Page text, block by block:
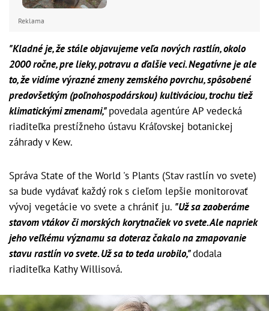
Reklama
"Kladné je, že stále objavujeme veľa nových rastlín, okolo
2000 ročne, pre lieky, potravu a ďalšie veci. Negatívne je ale
to, že vidíme výrazné zmeny zemského povrchu, spôsobené
predovšetkým (poľnohospodárskou) kultiváciou, trochu tiež
klimatickými zmenami,"povedala agentúre AP vedecká
riaditeľka prestížneho ústavu Kráľovskej botanickej
záhrady v Kew.
Správa State of the World 's Plants (Stav rastlín vo svete)
sa bude vydávať každý rok s cieľom lepšie monitorovať
vývoj vegetácie vo svete a chrániť ju. "Už sa zaoberáme
stavom vtákov či morských korytnačiek vo svete. Ale napriek
jeho veľkému významu sa doteraz čakalo na zmapovanie
stavu rastlín vo svete. Už sa to teda urobilo,"dodala
riaditeľka Kathy Willisová.